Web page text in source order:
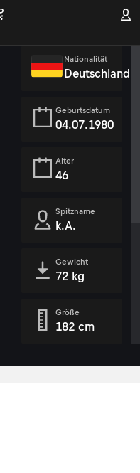
Nationalität
Deutschland
Geburtsdatum
04.07.1980
Alter
46
Spitzname
k.A.
Gewicht
72 kg
Größe
182 cm